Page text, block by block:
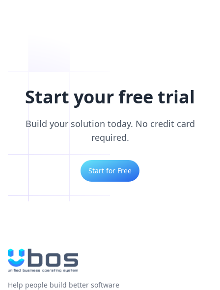
Start your free trial
Build your solution today. No credit card
required.
Start for Free
Help people build better software